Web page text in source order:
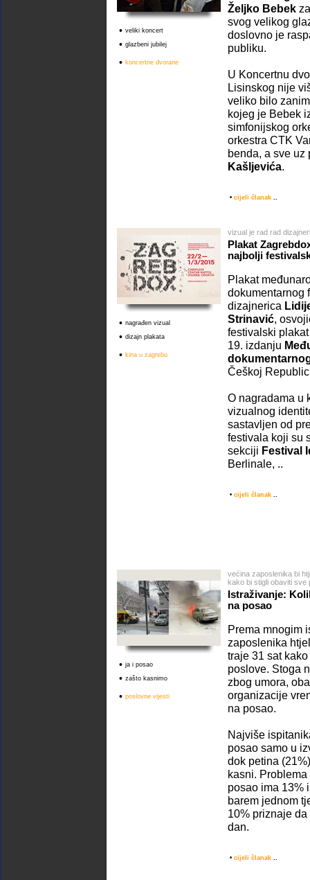
• veliki koncert
• glazbeni jubilej
• koncertne dvorane
Željko Bebek
svog velikog
doslovno je
publiku.
U Koncertnu
Lisinskog nije
veliko bilo
kojeg je Bebek
simfonijskog
orkestra CTK
benda, a sve
Kašljevića.
• cijeli članak ..
• nagrađen vizual
• dizajn plakata
• kina u zagrebu
vizual je rad rad
Plakat
najbolji
Plakat
dokumentarnog
dizajnerica
Strinavić,
festivalski
19. izdanju
Češkoj
O nagradama u
vizualnog
sastavljen od
festivala koji su
sekciji Festival
Berlinale, ..
• cijeli članak ..
• ja i posao
• zašto kasnimo
• poslovne vijesti
većina zaposlenika bi
kako bi stigli obaviti sve
Istraživanje:
na posao
Prema mnogim
zaposlenika
traje 31 sat
poslove. Stoga
zbog umora,
organizacije
na posao.
Najviše
posao samo u
dok petina
kasni.
posao ima 13%
barem jednom
10% priznaje
dan.
• cijeli članak ..